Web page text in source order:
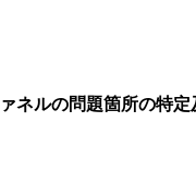
ネルの問題箇所の特